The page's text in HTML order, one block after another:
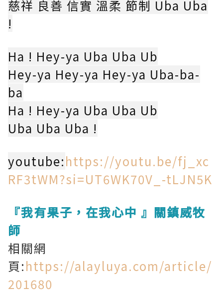
慈祥 良善 信實 溫柔 節制 Uba Uba
!
Ha ! Hey-ya Uba Uba Ub
Hey-ya Hey-ya Hey-ya Uba-ba-
ba
Ha ! Hey-ya Uba Uba Ub
Uba Uba Uba !
youtube:https://youtu.be/fj_xc
RF3tWM?si=UT6WK70V_-tLJN5K
『我有果子，在我心中 』關鎮威牧
師
相關網
頁:https://alayluya.com/article/
201680